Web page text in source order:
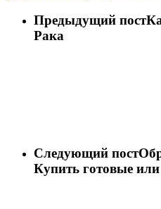
Предыдущий пост
Рака
Следующий пост
Купить готовые или